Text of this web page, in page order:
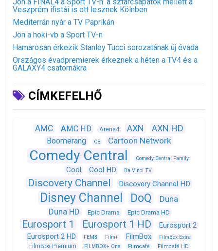
Veszprém ifistái is ott lesznek Kölnben
Mediterrán nyár a TV Paprikán
Jön a hoki-vb a Sport TV-n
Hamarosan érkezik Stanley Tucci sorozatának új évada
Országos évadpremierek érkeznek a héten a TV4 és a
GALAXY4 csatornákra
CÍMKEFELHŐ
AMC AMC HD Arena4 AXN AXN HD
Boomerang C8 Cartoon Network
Comedy Central Comedy Central Family
Cool Cool HD Da Vinci TV
Discovery Channel Discovery Channel HD
Disney Channel DoQ
Duna
Duna HD
Epic Drama Epic Drama HD
Eurosport 1 Eurosport 1 HD
Eurosport 2
Eurosport 2 HD
FEM3 Film+ FilmBox FilmBox Extra
FilmBox Premium FILMBOX+ One Filmcafé Filmcafé HD